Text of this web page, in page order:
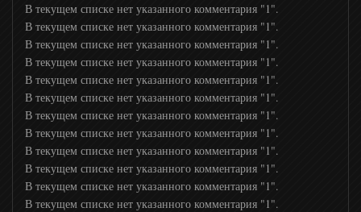
В текущем списке нет указанного комментария "1".
В текущем списке нет указанного комментария "1".
В текущем списке нет указанного комментария "1".
В текущем списке нет указанного комментария "1".
В текущем списке нет указанного комментария "1".
В текущем списке нет указанного комментария "1".
В текущем списке нет указанного комментария "1".
В текущем списке нет указанного комментария "1".
В текущем списке нет указанного комментария "1".
В текущем списке нет указанного комментария "1".
В текущем списке нет указанного комментария "1".
В текущем списке нет указанного комментария "1".